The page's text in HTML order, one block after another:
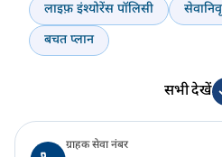
लाइफ़ इंश्योरेंस पॉलिसी
बचत प्लान
सभी देखें
ग्राहक सेवा नंबर